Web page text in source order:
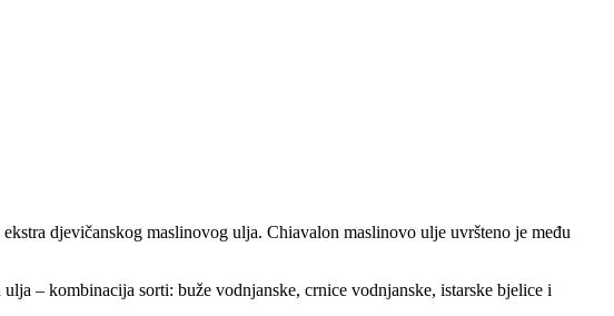
djevičanskog maslinovog ulja. Chiavalon maslinovo ulje uvršteno je među
– kombinacija sorti: buže vodnjanske, crnice vodnjanske, istarske bjelice i